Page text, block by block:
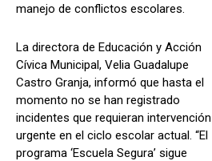
manejo de conflictos escolares.
La directora de Educación y Acción
Cívica Municipal, Velia Guadalupe
Castro Granja, informó que hasta el
momento no se han registrado
incidentes que requieran intervención
urgente en el ciclo escolar actual. “El
programa ‘Escuela Segura’ sigue